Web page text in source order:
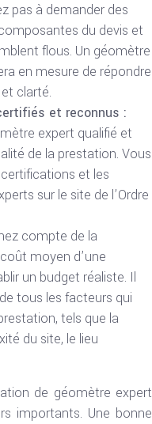
pas à demander des
du devis et
flous. Un géomètre
en mesure de répondre
clarté.
et reconnus :
expert qualifié et
de la prestation. Vous
et les
sur le site de l’Ordre
compte de la
moyen d’une
un budget réaliste. Il
tous les facteurs qui
tels que la
du site, le lieu
de géomètre expert
importants. Une bonne